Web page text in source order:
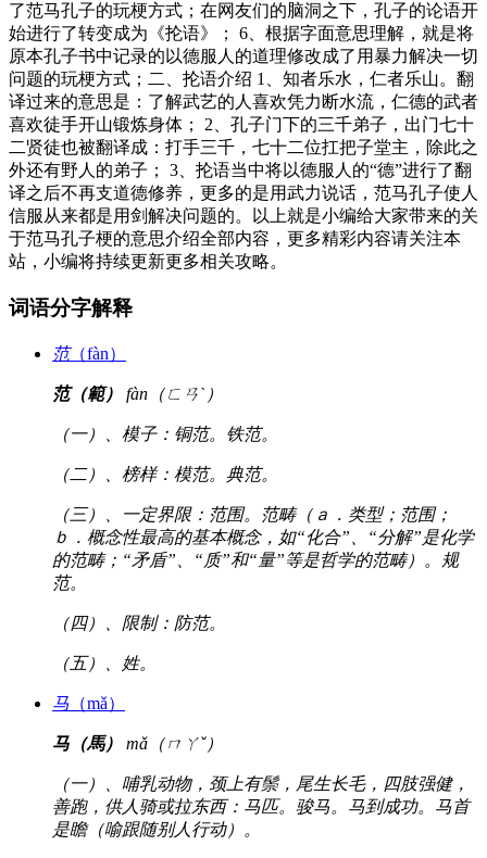
了范马孔子的玩梗方式；在网友们的脑洞之下，孔子的论语开
始进行了转变成为《抡语》； 6、根据字面意思理解，就是将
原本孔子书中记录的以德服人的道理修改成了用暴力解决一切
问题的玩梗方式；二、抡语介绍 1、知者乐水，仁者乐山。翻
译过来的意思是：了解武艺的人喜欢凭力断水流，仁德的武者
喜欢徒手开山锻炼身体； 2、孔子门下的三千弟子，出门七十
二贤徒也被翻译成：打手三千，七十二位扛把子堂主，除此之
外还有野人的弟子； 3、抡语当中将以德服人的“德”进行了翻
译之后不再支道德修养，更多的是用武力说话，范马孔子使人
信服从来都是用剑解决问题的。以上就是小编给大家带来的关
于范马孔子梗的意思介绍全部内容，更多精彩内容请关注本
站，小编将持续更新更多相关攻略。
词语分字解释
范（fàn）
范（範） fàn（ㄈㄢˋ）
（一）、模子：铜范。铁范。
（二）、榜样：模范。典范。
（三）、一定界限：范围。范畴（ａ．类型；范围；
ｂ．概念性最高的基本概念，如“化合”、“分解”是化学
的范畴；“矛盾”、“质”和“量”等是哲学的范畴）。规
范。
（四）、限制：防范。
（五）、姓。
马 （mǎ）
马（馬） mǎ（ㄇㄚˇ）
（一）、哺乳动物，颈上有鬃，尾生长毛，四肢强健，
善跑，供人骑或拉东西：马匹。骏马。马到成功。马首
是瞻（喻跟随别人行动）。